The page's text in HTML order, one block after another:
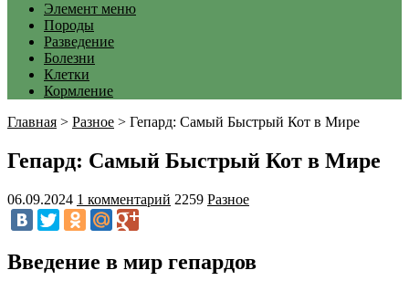
Элемент меню
Породы
Разведение
Болезни
Клетки
Кормление
Главная > Разное > Гепард: Самый Быстрый Кот в Мире
Гепард: Самый Быстрый Кот в Мире
06.09.2024 1 комментарий 2259 Разное
Введение в мир гепардов